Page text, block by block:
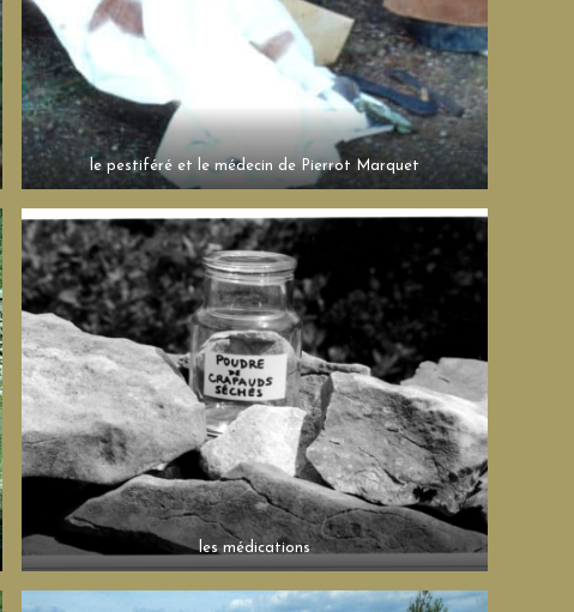
le pestiféré et le médecin de Pierrot Marquet
les médications